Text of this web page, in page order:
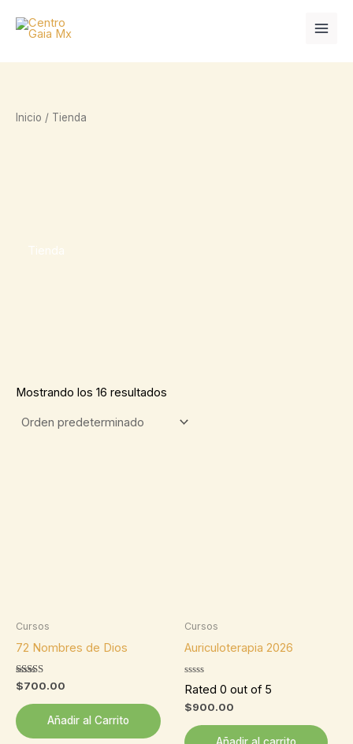
Inicio / Tienda
Tienda
Mostrando los 16 resultados
Cursos
72 Nombres de Dios
Valorado
con
5.00
de 5
$700.00
Añadir al Carrito
Cursos
Auriculoterapia 2026
Rated 0 out of 5
$900.00
Añadir al carrito